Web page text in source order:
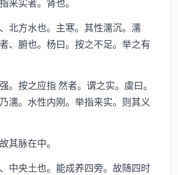
方水也。主寒。其性濡沉。濡
、腑也。杨曰。按之不足。举之有
按之应指 然者。谓之实。虞曰。
濡。水性内刚。举指来实。则其义
脉在中。
央土也。能成养四旁。故随四时